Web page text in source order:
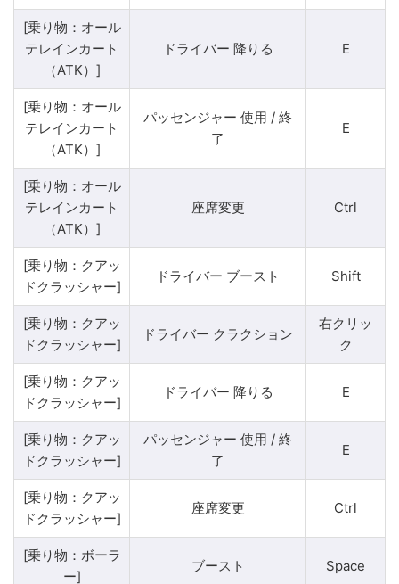
[乗り物：オール
テレインカート
（ATK）]
ドライバー 降りる E
[乗り物：オール
テレインカート
（ATK）]
パッセンジャー 使用 / 終
了
E
[乗り物：オール
テレインカート
（ATK）]
座席変更 Ctrl
[乗り物：クアッ
ドクラッシャー]
ドライバー ブースト Shift
[乗り物：クアッ
ドクラッシャー]
ドライバー クラクション
右クリッ
ク
[乗り物：クアッ
ドクラッシャー]
ドライバー 降りる E
[乗り物：クアッ
ドクラッシャー]
パッセンジャー 使用 / 終
了
E
[乗り物：クアッ
ドクラッシャー]
座席変更 Ctrl
[乗り物：ボーラ
ー]
ブースト Space